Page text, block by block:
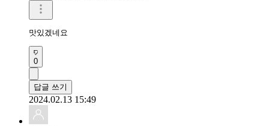
맛있겠네요
0
답글 쓰기
2024.02.13 15:49